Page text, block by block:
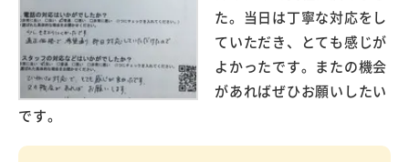
た。当日は丁寧な対応をし
ていただき、とても感じが
よかったです。またの機会
があればぜひお願いしたい
です。